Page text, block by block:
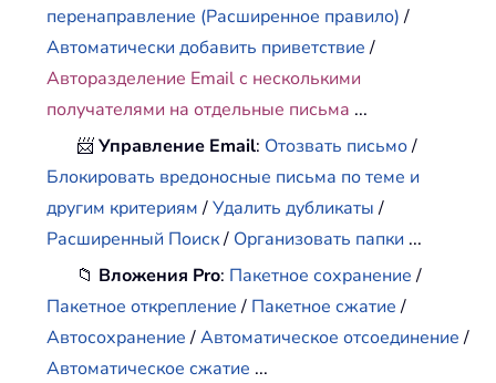
перенаправление (Расширенное правило)/
Автоматически добавить приветствие/
Авторазделение Email с несколькими
получателями на отдельные письма ...
📨Управление Email: Отозвать письмо/
Блокировать вредоносные письма по теме и
другим критериям/Удалить дубликаты/
Расширенный Поиск/ Организовать папки ...
📁 Вложения Pro: Пакетное сохранение/
Пакетное открепление/ Пакетное сжатие/
Автосохранение/Автоматическое отсоединение/
Автоматическое сжатие ...